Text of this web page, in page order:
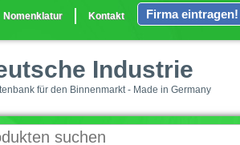
Nomenklatur Kontakt Firma eintragen!
Industrie
für den Binnenmarkt - Made in Germany